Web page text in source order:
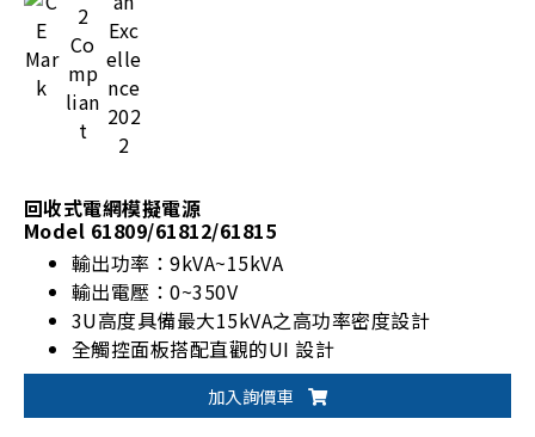
回收式電網模擬電源
Model 61809/61812/61815
輸出功率：9kVA~15kVA
輸出電壓：0~350V
3U高度具備最大15kVA之高功率密度設計
全觸控面板搭配直觀的UI 設計
加入詢價車